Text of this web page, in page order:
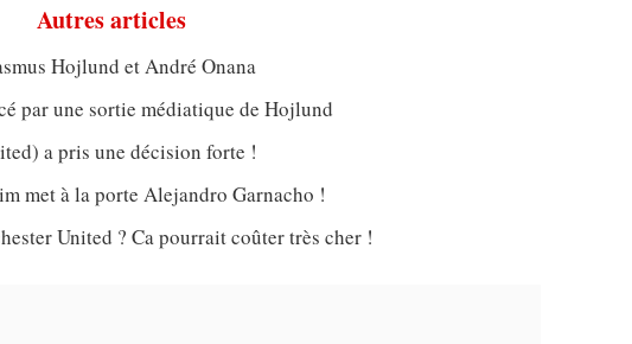
Autres articles
Hojlund et André Onana
par une sortie médiatique de Hojlund
a pris une décision forte !
met à la porte Alejandro Garnacho !
United ? Ca pourrait coûter très cher !